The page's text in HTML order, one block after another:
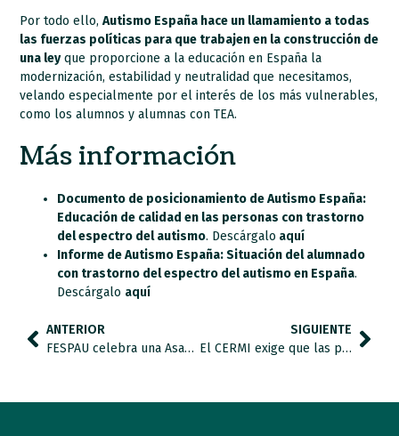
Por todo ello,Autismo España hace un llamamiento a todas
las fuerzas políticas para que trabajen en la construcción de
una leyque proporcione a la educación en España la
modernización, estabilidad y neutralidad que necesitamos,
velando especialmente por el interés de los más vulnerables,
como los alumnos y alumnas con TEA.
Más información
Documento de posicionamiento de Autismo España:
Educación de calidad en las personas con trastorno
del espectro del autismo. Descárgalo aquí
Informe de Autismo España: Situación del alumnado
con trastorno del espectro del autismo en España.
Descárgalo aquí
ANTERIOR
FESPAU celebra una Asamblea General Extraordinaria Electoral para renovar su Junta Directiva.
SIGUIENTE
El CERMI exige que las personas con discapacidad estén presentes en la reconstrucción social y económica.